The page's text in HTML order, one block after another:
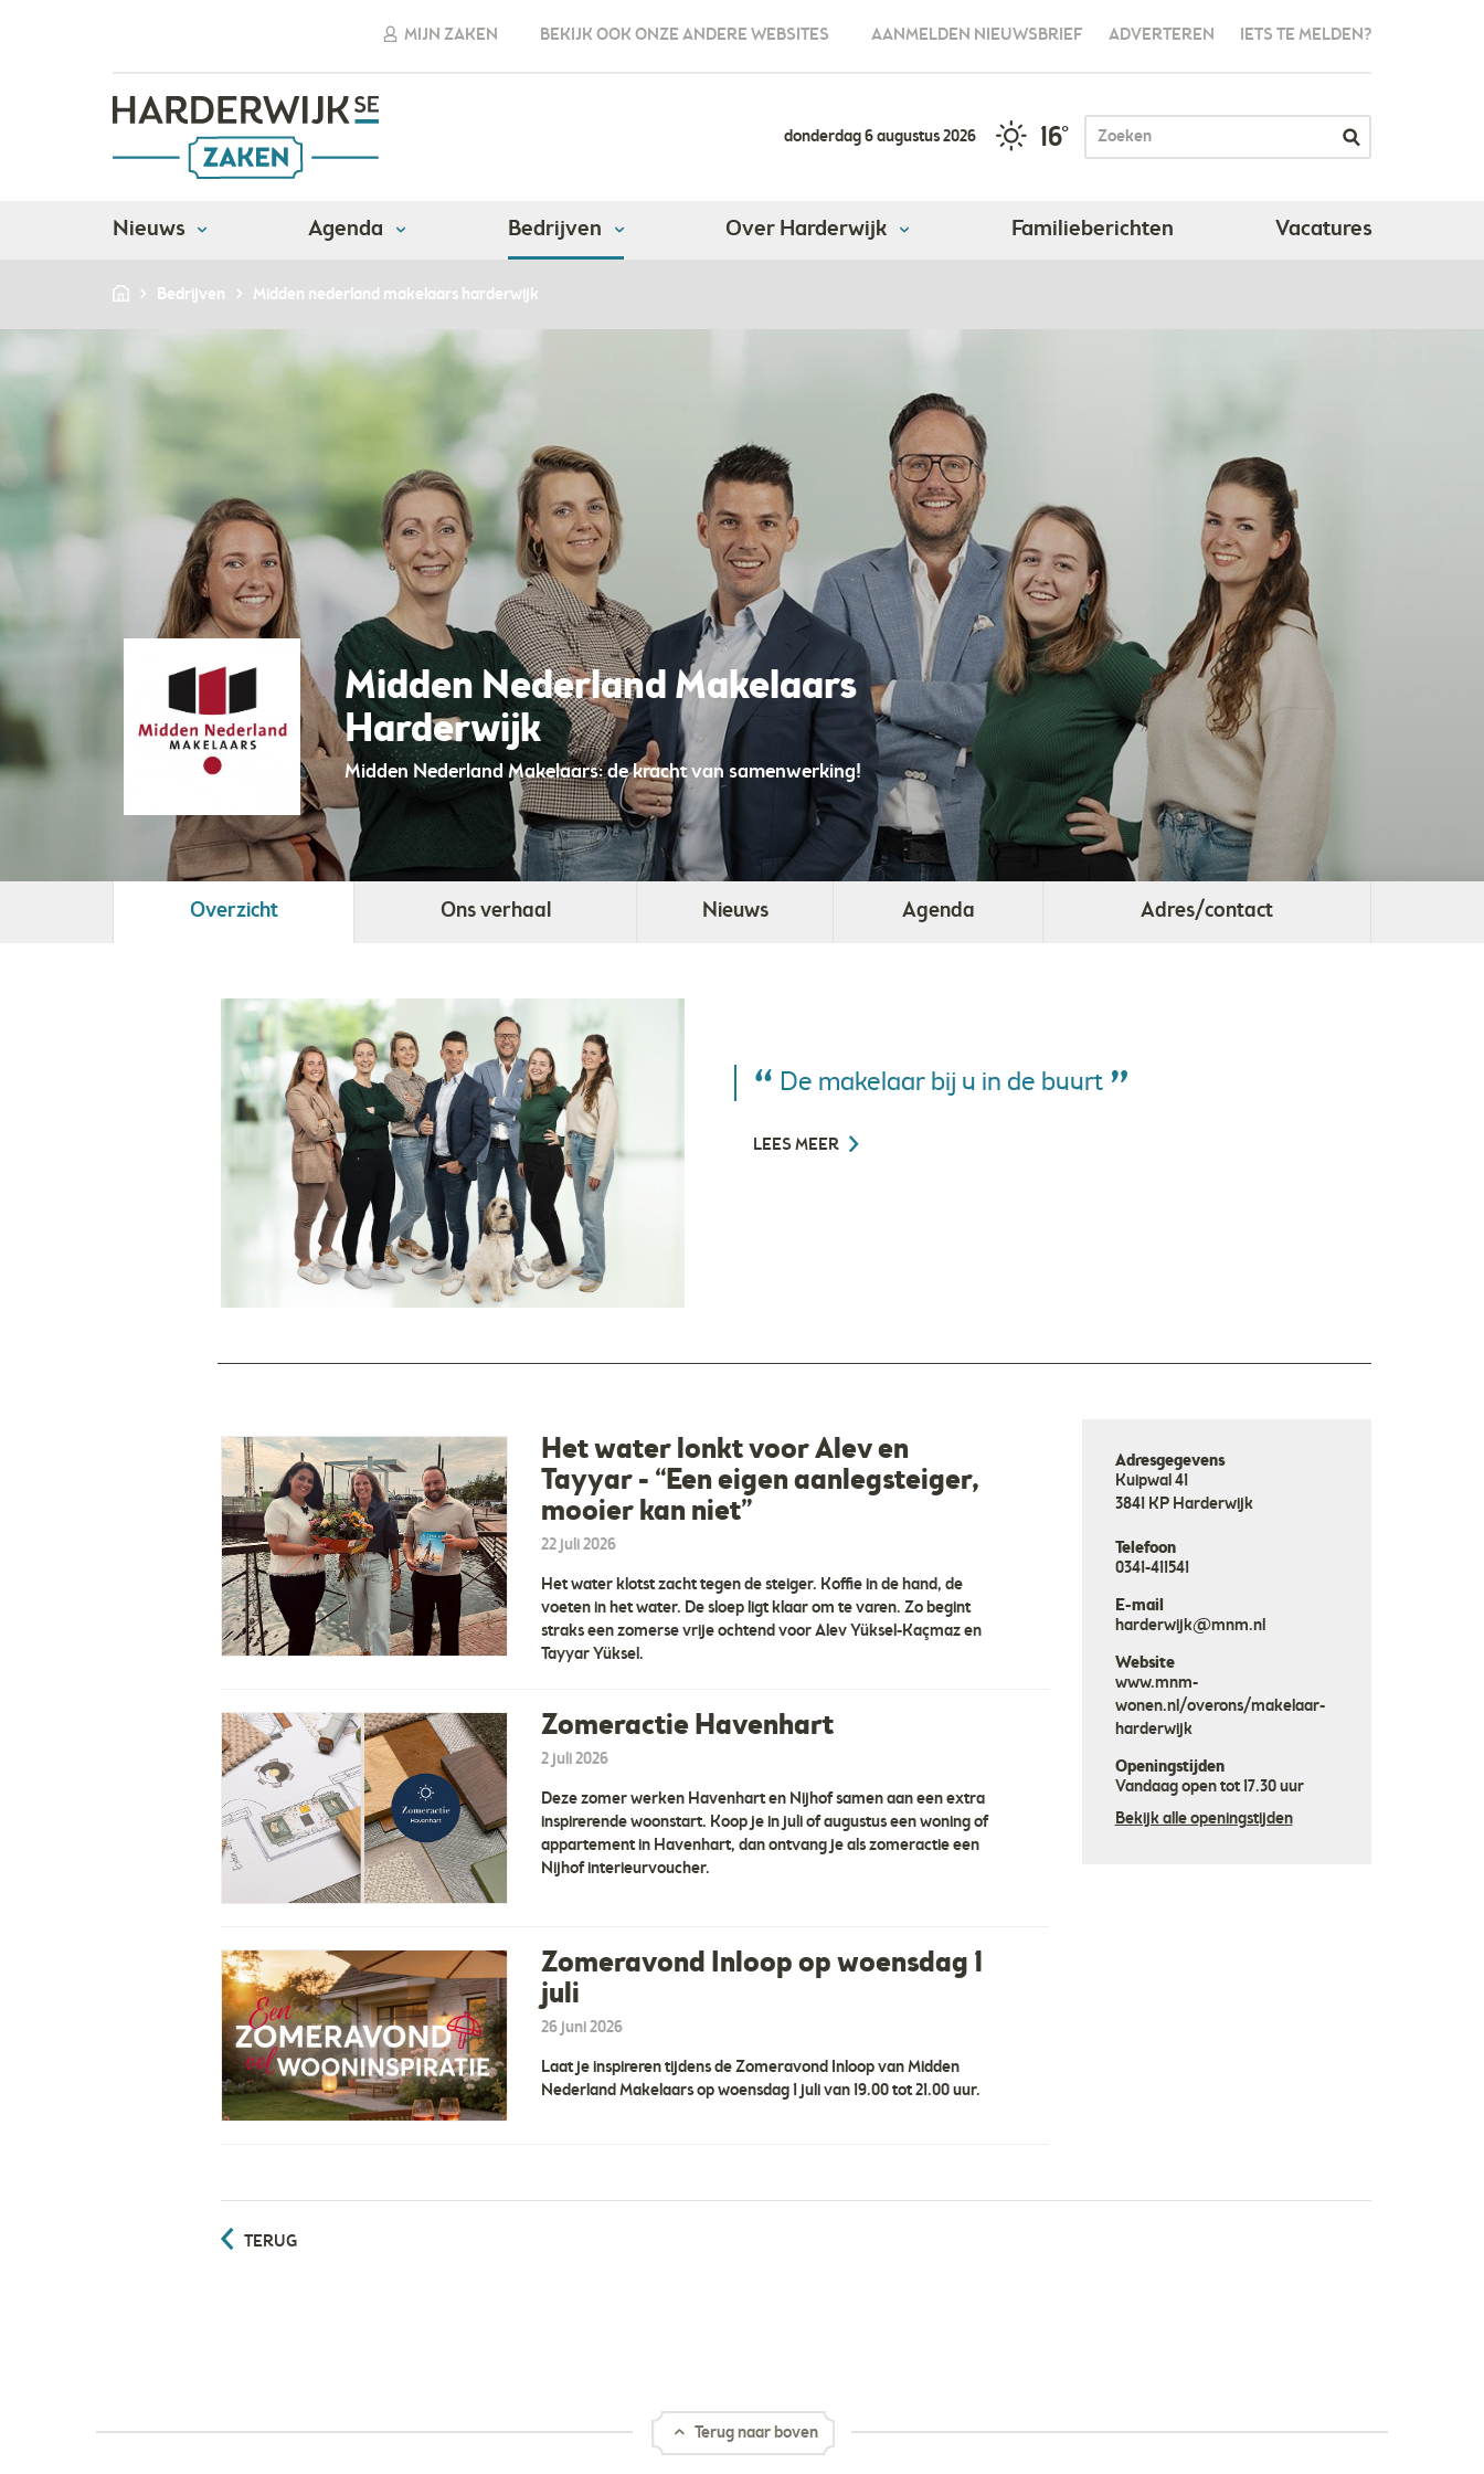
MIJN ZAKEN BEKIJK OOK ONZE ANDERE WEBSITES AANMELDEN NIEUWSBRIEF ADVERTEREN IETS TE MELDEN?
donderdag 6 augustus 2026 16°
Nieuws Agenda Bedrijven Over Harderwijk Familieberichten Vacatures
Bedrijven Midden nederland makelaars harderwijk
Midden Nederland Makelaars
Harderwijk
Midden Nederland Makelaars: de kracht van samenwerking!
Overzicht Ons verhaal Nieuws Agenda Adres/contact
De makelaar bij u in de buurt
LEES MEER
Het water lonkt voor Alev en
Tayyar - “Een eigen aanlegsteiger,
mooier kan niet”
22 juli 2026
Het water klotst zacht tegen de steiger. Koffie in de hand, de
voeten in het water. De sloep ligt klaar om te varen. Zo begint
straks een zomerse vrije ochtend voor Alev Yüksel-Kaçmaz en
Tayyar Yüksel.
Zomeractie Havenhart
2 juli 2026
Deze zomer werken Havenhart en Nijhof samen aan een extra
inspirerende woonstart. Koop je in juli of augustus een woning of
appartement in Havenhart, dan ontvang je als zomeractie een
Nijhof interieurvoucher.
Zomeravond Inloop op woensdag 1
juli
26 juni 2026
Laat je inspireren tijdens de Zomeravond Inloop van Midden
Nederland Makelaars op woensdag 1 juli van 19.00 tot 21.00 uur.
Adresgegevens
Kuipwal 41
3841 KP Harderwijk
Telefoon
0341-411541
E-mail
harderwijk@mnm.nl
Website
www.mnm-
wonen.nl/overons/makelaar-
harderwijk
Openingstijden
Vandaag open tot 17.30 uur
Bekijk alle openingstijden
TERUG
Terug naar boven